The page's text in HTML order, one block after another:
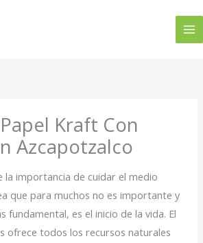
Kraft Con
Azcapotzalco
la importancia de cuidar el medio
que para muchos no es importante y
fundamental, es el inicio de la vida. El
ofrece todos los recursos naturales